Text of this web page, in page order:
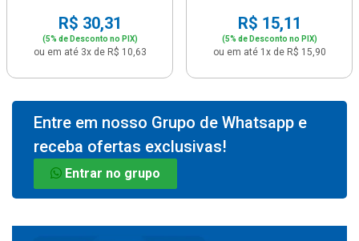
R$ 30,31
(5% de Desconto no PIX)
ou em até 3x de R$ 10,63
R$ 15,11
(5% de Desconto no PIX)
ou em até 1x de R$ 15,90
Entre em nosso Grupo de Whatsapp e
receba ofertas exclusivas!
Entrar no grupo